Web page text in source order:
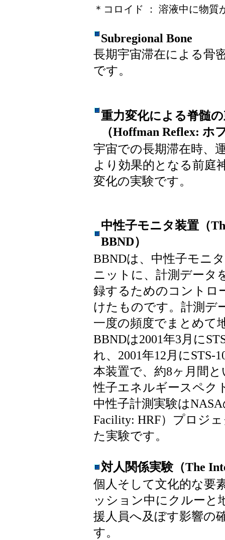
＊コロイド ： 溶液中に物
Subregional Bone
長期宇宙滞在による骨
です。
重力変化による脊髄
（Hoffman Reflex: ホ
宇宙での長期滞在時、
より効果的となる前庭
変化の実験です。
中性子モニタ装置（
BBND）
BBNDは、中性子モニ
ニットに、計測データ
録するためのコントロ
けたものです。計測デ
一度の頻度でまとめて
BBNDは2001年3月に
れ、2001年12月にSTS-
本装置で、約8ヶ月間
性子エネルギースペク
中性子計測実験はNASA
Facility: HRF）プロジ
た実験です。
対人関係実験（The
個人そして文化的な要
ッション中にクルーと
援人員へ及ぼす影響の
す。